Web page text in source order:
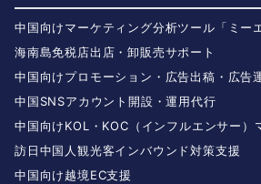
中国向けマーケティング分析ツール「ミー
海南島免税店出店・卸販売サポート
中国向けプロモーション・広告出稿・広告
中国SNSアカウント開設・運用代行
中国向けKOL・KOC（インフルエンサー）
訪日中国人観光客インバウンド対策支援
中国向け越境EC支援